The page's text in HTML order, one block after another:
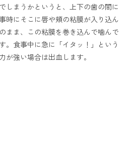
しまうかというと、上下の歯の間に
時にそこに唇や頬の粘膜が入り込ん
まま、この粘膜を巻き込んで噛んで
。食事中に急に「イタッ！」という
が強い場合は出血します。